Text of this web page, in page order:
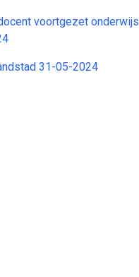
voortgezet onderwijs
31-05-2024